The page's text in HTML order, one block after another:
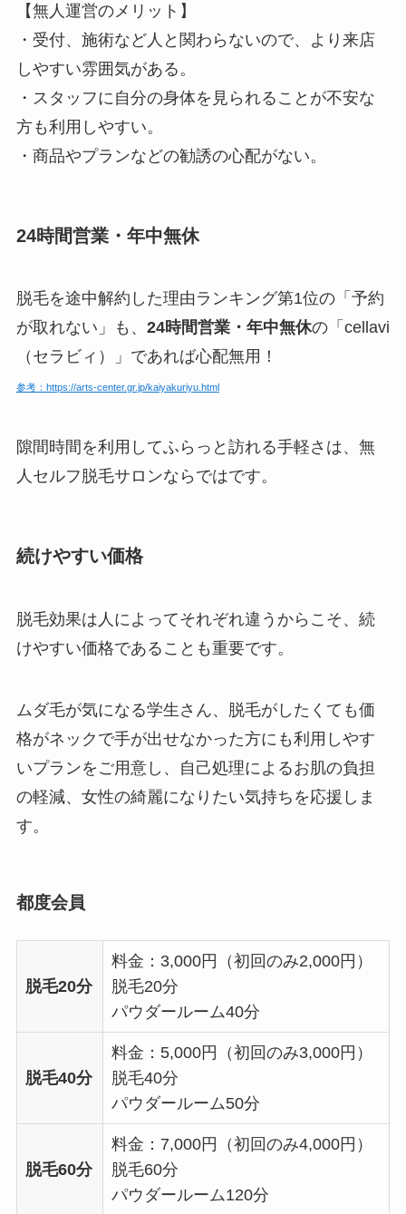
【無人運営のメリット】
・受付、施術など人と関わらないので、より来店
しやすい雰囲気がある。
・スタッフに自分の身体を見られることが不安な
方も利用しやすい。
・商品やプランなどの勧誘の心配がない。
24時間営業・年中無休
脱毛を途中解約した理由ランキング第1位の「予約
が取れない」も、 24時間営業・年中無休の「cellavi
（セラビィ）」であれば心配無用！
参考：https://arts-center.gr.jp/kaiyakuriyu.html
隙間時間を利用してふらっと訪れる手軽さは、無
人セルフ脱毛サロンならではです。
続けやすい価格
脱毛効果は人によってそれぞれ違うからこそ、続
けやすい価格であることも重要です。
ムダ毛が気になる学生さん、脱毛がしたくても価
格がネックで手が出せなかった方にも利用しやす
いプランをご用意し、自己処理によるお肌の負担
の軽減、女性の綺麗になりたい気持ちを応援しま
す。
都度会員
脱毛20分
料金：3,000円（初回のみ2,000円）
脱毛20分
パウダールーム40分
脱毛40分
料金：5,000円（初回のみ3,000円）
脱毛40分
パウダールーム50分
脱毛60分
料金：7,000円（初回のみ4,000円）
脱毛60分
パウダールーム120分